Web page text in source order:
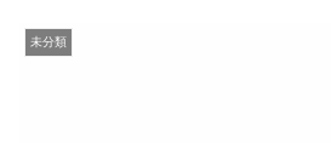
未分類